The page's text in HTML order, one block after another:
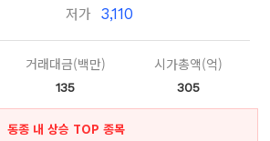
저가 3,110
거래대금(백만)
135
시가총액(억)
305
동종 내 상승 TOP 종목